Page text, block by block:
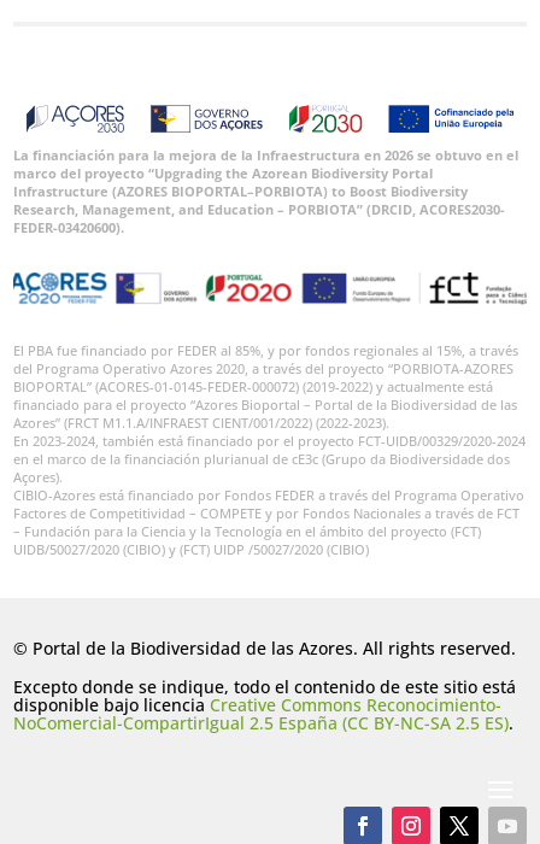
La financiación para la mejora de la Infraestructura en 2026 se obtuvo en el
marco del proyecto “Upgrading the Azorean Biodiversity Portal
Infrastructure (AZORES BIOPORTAL–PORBIOTA) to Boost Biodiversity
Research, Management, and Education – PORBIOTA” (DRCID, ACORES2030-
FEDER-03420600).
El PBA fue financiado por FEDER al 85%, y por fondos regionales al 15%, a través
del Programa Operativo Azores 2020, a través del proyecto “PORBIOTA-AZORES
BIOPORTAL” (ACORES-01-0145-FEDER-000072) (2019-2022) y actualmente está
financiado para el proyecto “Azores Bioportal – Portal de la Biodiversidad de las
Azores” (FRCT M1.1.A/INFRAEST CIENT/001/2022) (2022-2023).
En 2023-2024, también está financiado por el proyecto FCT-UIDB/00329/2020-2024
en el marco de la financiación plurianual de cE3c (Grupo da Biodiversidade dos
Açores).
CIBIO-Azores está financiado por Fondos FEDER a través del Programa Operativo
Factores de Competitividad – COMPETE y por Fondos Nacionales a través de FCT
– Fundación para la Ciencia y la Tecnología en el ámbito del proyecto (FCT)
UIDB/50027/2020 (CIBIO) y (FCT) UIDP /50027/2020 (CIBIO)
© Portal de la Biodiversidad de las Azores. All rights reserved.
Excepto donde se indique, todo el contenido de este sitio está
disponible bajo licenciaCreative Commons Reconocimiento-
NoComercial-CompartirIgual 2.5 España (CC BY-NC-SA 2.5 ES).